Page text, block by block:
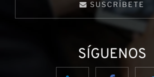
SUSCRÍBETE
SÍGUENOS